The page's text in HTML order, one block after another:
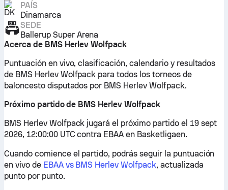
PAÍS
Dinamarca
SEDE
Ballerup Super Arena
Acerca de BMS Herlev Wolfpack
Puntuación en vivo, clasificación, calendario y resultados
de BMS Herlev Wolfpack para todos los torneos de
baloncesto disputados por BMS Herlev Wolfpack.
Próximo partido de BMS Herlev Wolfpack
BMS Herlev Wolfpack jugará el próximo partido el 19 sept
2026, 12:00:00 UTC contra EBAA en Basketligaen.
Cuando comience el partido, podrás seguir la puntuación
en vivo de EBAA vs BMS Herlev Wolfpack, actualizada
punto por punto.